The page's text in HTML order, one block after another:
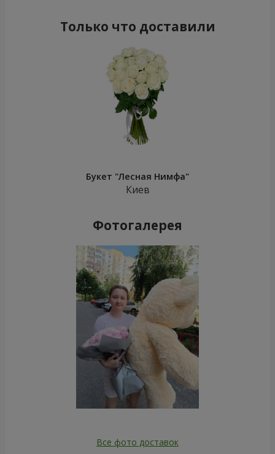
Только что доставили
Букет "Лесная Нимфа"
Киев
Фотогалерея
Все фото доставок